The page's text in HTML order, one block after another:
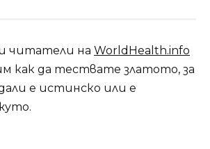
читатели на WorldHealth.info
как да тествате златото, за
е истинско или е